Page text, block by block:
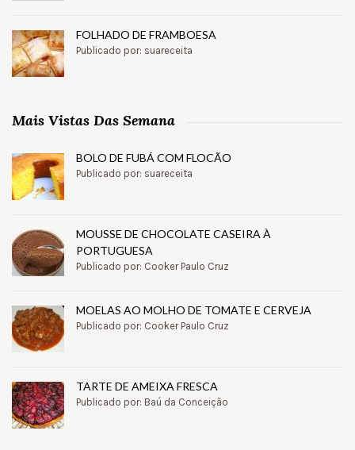
FOLHADO DE FRAMBOESA
Publicado por: suareceita
Mais Vistas Das Semana
BOLO DE FUBÁ COM FLOCÃO
Publicado por: suareceita
MOUSSE DE CHOCOLATE CASEIRA À
PORTUGUESA
Publicado por: Cooker Paulo Cruz
MOELAS AO MOLHO DE TOMATE E CERVEJA
Publicado por: Cooker Paulo Cruz
TARTE DE AMEIXA FRESCA
Publicado por: Baú da Conceição